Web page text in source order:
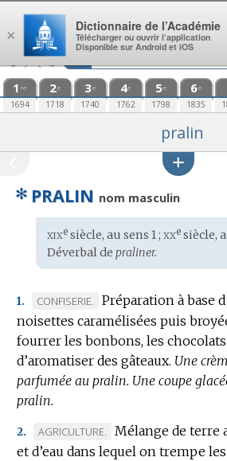
Aller au contenu
1 re
1694
2e
1718
3e
1740
4e
1762
5e
1798
6e
1835
pralin
✻ PRALIN nom masculin
Étymologie
:
xixesiècle, au sens 1 ; xxesiècle,
Déverbal de praliner.
1.
MARQUE
DE
DOMAINE
:
CONFISERIE.
Préparation à base
noisettes caramélisées puis
fourrer les bonbons, les
d’aromatiser des gâteaux. Une
parfumée au pralin. Une coupe
pralin.
2.
MARQUE
DE
AGRICULTURE.
Mélange de terre
et d’eau dans lequel on trempe
×
Dictionnaire de l’Académie
Télécharger ou ouvrir l’application
Disponible sur Android et iOS